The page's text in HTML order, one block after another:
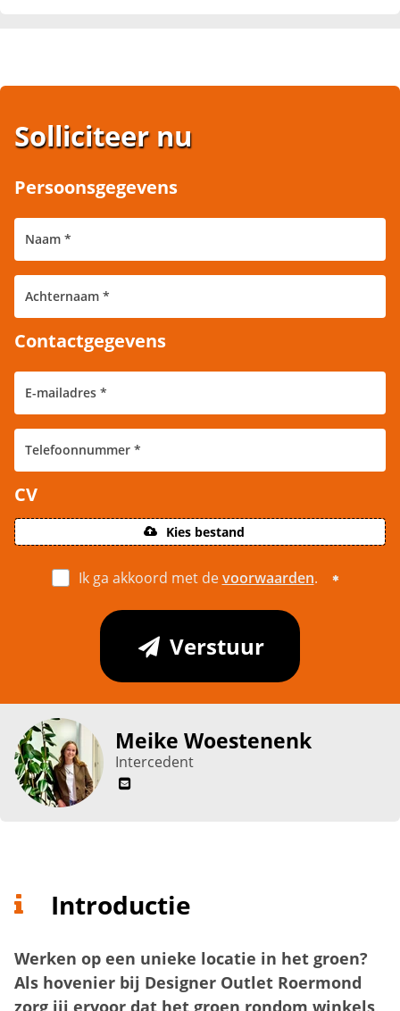
Meike Woestenenk
Intercedent
Solliciteer nu
Persoonsgegevens
Contactgegevens
CV
Kies bestand
Ik ga akkoord met devoorwaarden.
Verstuur
Introductie
Werken op een unieke locatie in het groen?
Als hovenier bij Designer Outlet Roermond
zorg jij ervoor dat het groen rondom winkels,